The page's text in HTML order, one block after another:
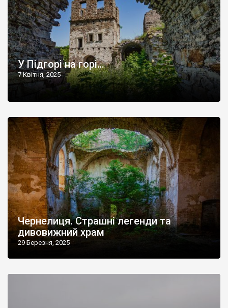
У Підгорі на горі…
7 Квітня, 2025
Чернелиця. Страшні легенди та
дивовижний храм
29 Березня, 2025